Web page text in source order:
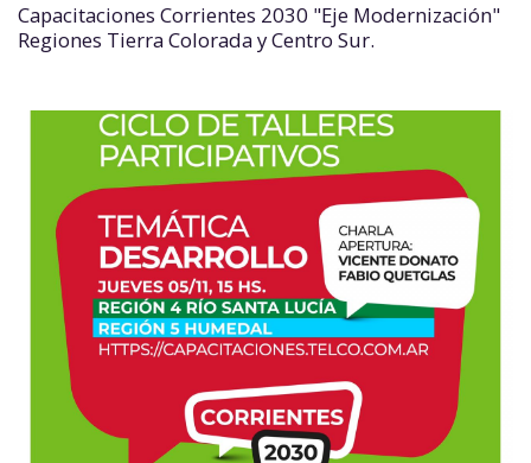
Capacitaciones Corrientes 2030 "Eje Modernización"
Regiones Tierra Colorada y Centro Sur.